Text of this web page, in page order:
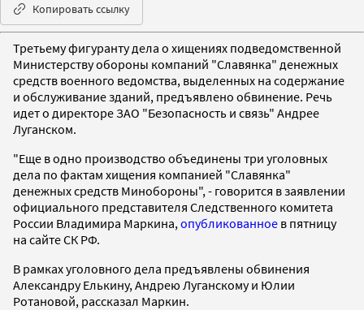
Копировать ссылку
Третьему фигуранту дела о хищениях подведомственной
Министерству обороны компаний "Славянка" денежных
средств военного ведомства, выделенных на содержание
и обслуживание зданий, предъявлено обвинение. Речь
идет о директоре ЗАО "Безопасность и связь" Андрее
Луганском.
"Еще в одно производство объединены три уголовных
дела по фактам хищения компанией "Славянка"
денежных средств Минобороны", - говорится в заявлении
официального представителя Следственного комитета
России Владимира Маркина, опубликованное в пятницу
на сайте СК РФ.
В рамках уголовного дела предъявлены обвинения
Александру Елькину, Андрею Луганскому и Юлии
Ротановой, рассказал Маркин.